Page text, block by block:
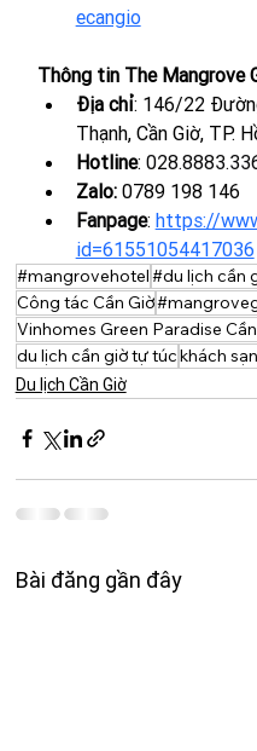
ecangio
Thông tin The Mangrove
Địa chỉ: 146/22
Thạnh, Cần Giờ, TP.
Hotline:
Zalo: 0789 198 146
Fanpage: https://
id=61551054417036
#mangrovehotel#du lịch cần
Công tác Cần Giờ
Vinhomes Green Paradise
du lịch cần giờ tự túckhách
Du lịch Cần Giờ
Bài đăng gần đây